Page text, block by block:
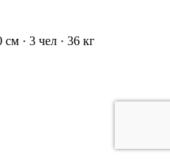
см · 3 чел · 36 кг